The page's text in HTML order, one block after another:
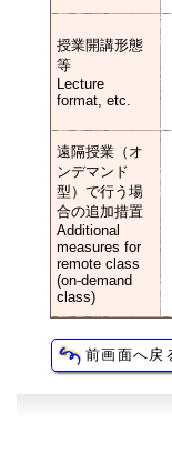
授業開講形態
等
Lecture
format, etc.
遠隔授業（オ
ンデマンド
型）で行う場
合の追加措置
Additional
measures for
remote class
(on-demand
class)